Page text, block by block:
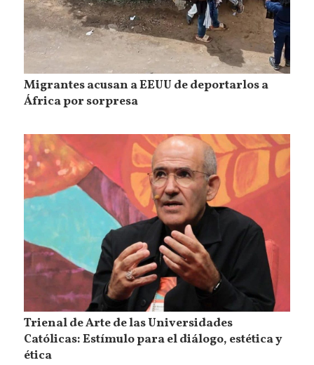
Migrantes acusan a EEUU de deportarlos a
África por sorpresa
Trienal de Arte de las Universidades
Católicas: Estímulo para el diálogo, estética y
ética